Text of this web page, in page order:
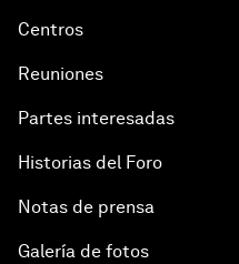
Centros
Reuniones
Partes interesadas
Historias del Foro
Notas de prensa
Galería de fotos